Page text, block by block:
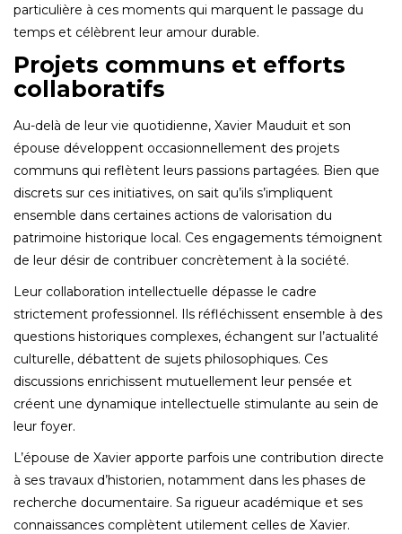
particulière à ces moments qui marquent le passage du
temps et célèbrent leur amour durable.
Projets communs et efforts
collaboratifs
Au-delà de leur vie quotidienne, Xavier Mauduit et son
épouse développent occasionnellement des projets
communs qui reflètent leurs passions partagées. Bien que
discrets sur ces initiatives, on sait qu’ils s’impliquent
ensemble dans certaines actions de valorisation du
patrimoine historique local. Ces engagements témoignent
de leur désir de contribuer concrètement à la société.
Leur collaboration intellectuelle dépasse le cadre
strictement professionnel. Ils réfléchissent ensemble à des
questions historiques complexes, échangent sur l’actualité
culturelle, débattent de sujets philosophiques. Ces
discussions enrichissent mutuellement leur pensée et
créent une dynamique intellectuelle stimulante au sein de
leur foyer.
L’épouse de Xavier apporte parfois une contribution directe
à ses travaux d’historien, notamment dans les phases de
recherche documentaire. Sa rigueur académique et ses
connaissances complètent utilement celles de Xavier.